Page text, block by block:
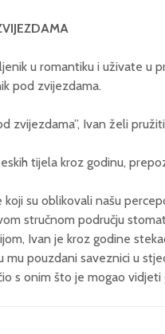
u romantiku i uživate u
pod zvijezdama.
zvijezdama”, Ivan želi
tijela kroz godinu,
su oblikovali našu
stručnom području
Ivan je kroz godine
mu pouzdani saveznici u
s onim što je mogao